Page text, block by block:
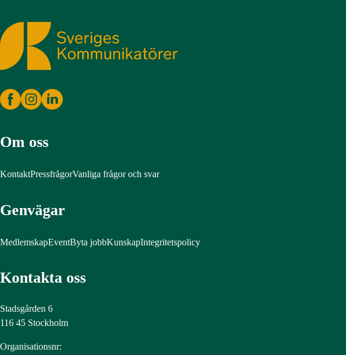
Sveriges Kommunikatörer
Om oss
KontaktPressfrågorVanliga frågor och svar
Genvägar
MedlemskapEventByta jobbKunskapIntegritetspolicy
Kontakta oss
Stadsgården 6
116 45 Stockholm
Organisationsnr: